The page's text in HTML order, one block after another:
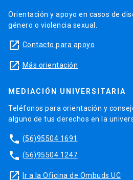
Orientación y apoyo en casos de
género o violencia sexual.
launch Contacto para apoyo
launch Más orientación
MEDIACIÓN UNIVERSITARIA
Teléfonos para orientación y
alguno de tus derechos en la
phone (56)95504 1691
phone (56)95504 1247
launch Ir a la Oficina de Ombuds UC